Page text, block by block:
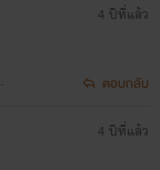
4 ปีที่แล้ว
ตอบกลับ
4 ปีที่แล้ว